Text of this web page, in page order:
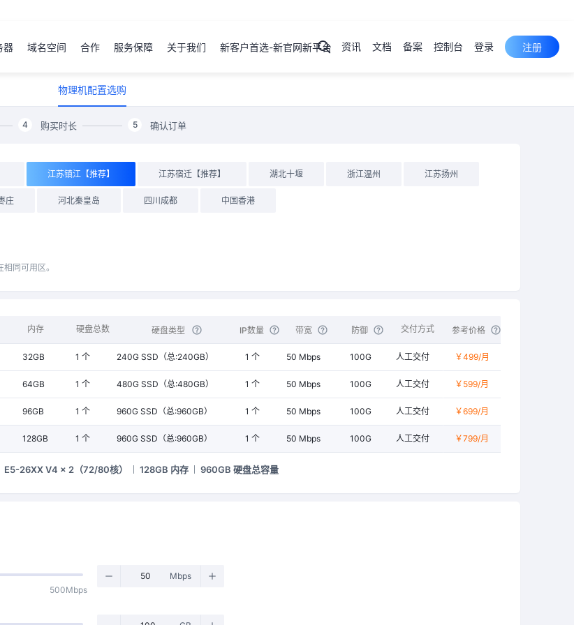
器 域名空间 合作 服务保障 关于我们 新客户首选-新官网新平台
云服务器
资讯 文档 备案 控制台 登录 注册
物理机配置选购
4 购买时长 5 确认订单
江苏镇江【推荐】 江苏宿迁【推荐】 湖北十堰 浙江温州 江苏扬州
庄 河北秦皇岛 四川成都 中国香港
同可用区。
内存 硬盘总数 硬盘类型 IP数量 带宽 防御 交付方式 参考价格
32GB 1 个 240G SSD（总:240GB） 1 个 50 Mbps 100G 人工交付 ￥499/月
64GB 1 个 480G SSD（总:480GB） 1 个 50 Mbps 100G 人工交付 ￥599/月
96GB 1 个 960G SSD（总:960GB） 1 个 50 Mbps 100G 人工交付 ￥699/月
） 128GB 1 个 960G SSD（总:960GB） 1 个 50 Mbps 100G 人工交付 ￥799/月
E5-26XX V4 × 2（72/80核） 128GB 内存 960GB 硬盘总容量
500Mbps
Mbps